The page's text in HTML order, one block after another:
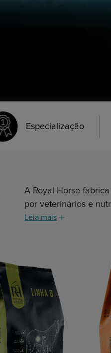
Especialização
A Royal Horse
por veterinários e
Leia mais